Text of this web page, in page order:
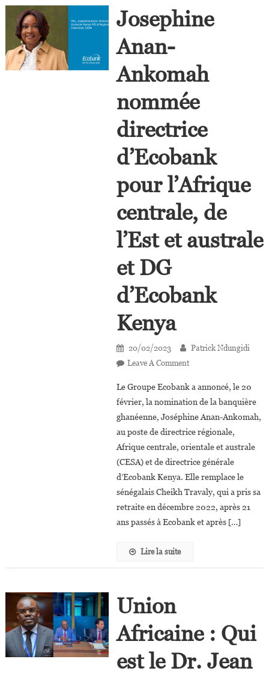
Josephine
Anan-
Ankomah
nommée
directrice
d’Ecobank
pour l’Afrique
centrale, de
l’Est et australe
et DG
d’Ecobank
Kenya
20/02/2023
Patrick Ndungidi
Leave A CommentOn
Anan-
Ankomah
Nommée
Directrice
D’Ecobank
Pour
L’Afrique
Centrale,
DG
Le Groupe Ecobank a annoncé, le 20
février, la nomination de la banquière
ghanéenne, Joséphine Anan-Ankomah,
au poste de directrice régionale,
Afrique centrale, orientale et australe
(CESA) et de directrice générale
d’Ecobank Kenya. Elle remplace le
sénégalais Cheikh Travaly, qui a pris sa
retraite en décembre 2022, après 21
ans passés à Ecobank et après […]
Lire la suite
Union
Africaine : Qui
est le Dr. Jean